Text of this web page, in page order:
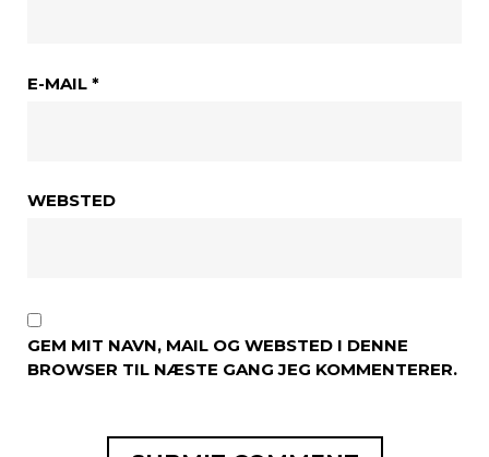
E-MAIL *
WEBSTED
GEM MIT NAVN, MAIL OG WEBSTED I DENNE
BROWSER TIL NÆSTE GANG JEG KOMMENTERER.